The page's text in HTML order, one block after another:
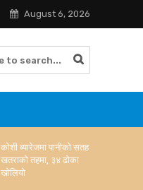
August 6, 2026
ट्रकमा लुकाइ ल्याएको ६४७
केजी गाँजासहित चालक–
सहचालक पक्राउ